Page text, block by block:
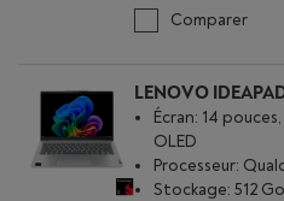
Comparer
LENOVO
Écran: 14
OLED
Processeur:
Stockage: 512